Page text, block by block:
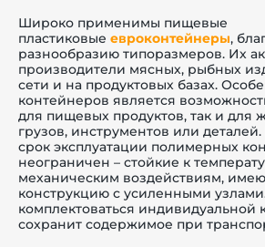
Широко применимы пищевые
пластиковые евроконтейнеры,
разнообразию типоразмеров. Их
производители мясных, рыбных
сети и на продуктовых базах.
контейнеров является
для пищевых продуктов, так и для
грузов, инструментов или
срок эксплуатации полимерных
неограничен – стойкие к
механическим воздействиям,
конструкцию с усиленными
комплектоваться индивидуальной
сохранит содержимое при